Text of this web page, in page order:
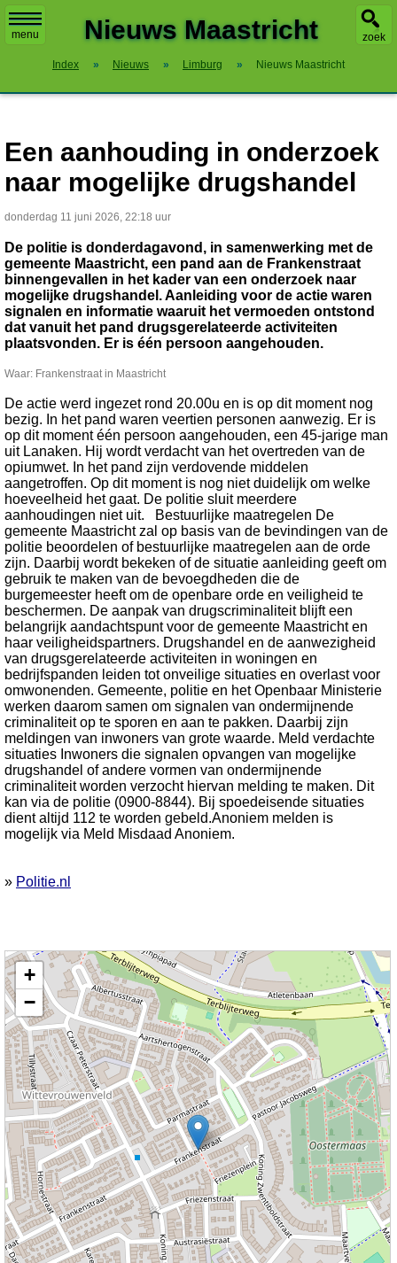
menu zoek
Nieuws Maastricht
Index » Nieuws » Limburg » Nieuws Maastricht
Een aanhouding in onderzoek
naar mogelijke drugshandel
donderdag 11 juni 2026, 22:18 uur
De politie is donderdagavond, in samenwerking met de
gemeente Maastricht, een pand aan de Frankenstraat
binnengevallen in het kader van een onderzoek naar
mogelijke drugshandel. Aanleiding voor de actie waren
signalen en informatie waaruit het vermoeden ontstond
dat vanuit het pand drugsgerelateerde activiteiten
plaatsvonden. Er is één persoon aangehouden.
Waar: Frankenstraat in Maastricht
De actie werd ingezet rond 20.00u en is op dit moment nog
bezig. In het pand waren veertien personen aanwezig. Er is
op dit moment één persoon aangehouden, een 45-jarige man
uit Lanaken. Hij wordt verdacht van het overtreden van de
opiumwet. In het pand zijn verdovende middelen
aangetroffen. Op dit moment is nog niet duidelijk om welke
hoeveelheid het gaat. De politie sluit meerdere
aanhoudingen niet uit. Bestuurlijke maatregelen De
gemeente Maastricht zal op basis van de bevindingen van de
politie beoordelen of bestuurlijke maatregelen aan de orde
zijn. Daarbij wordt bekeken of de situatie aanleiding geeft om
gebruik te maken van de bevoegdheden die de
burgemeester heeft om de openbare orde en veiligheid te
beschermen. De aanpak van drugscriminaliteit blijft een
belangrijk aandachtspunt voor de gemeente Maastricht en
haar veiligheidspartners. Drugshandel en de aanwezigheid
van drugsgerelateerde activiteiten in woningen en
bedrijfspanden leiden tot onveilige situaties en overlast voor
omwonenden. Gemeente, politie en het Openbaar Ministerie
werken daarom samen om signalen van ondermijnende
criminaliteit op te sporen en aan te pakken. Daarbij zijn
meldingen van inwoners van grote waarde. Meld verdachte
situaties Inwoners die signalen opvangen van mogelijke
drugshandel of andere vormen van ondermijnende
criminaliteit worden verzocht hiervan melding te maken. Dit
kan via de politie (0900-8844). Bij spoedeisende situaties
dient altijd 112 te worden gebeld.Anoniem melden is
mogelijk via Meld Misdaad Anoniem.
» Politie.nl
Kaart nieuws Maastricht. Locatie nieuws: 50.85239 / 5.71945 Frankenstraat
+
−